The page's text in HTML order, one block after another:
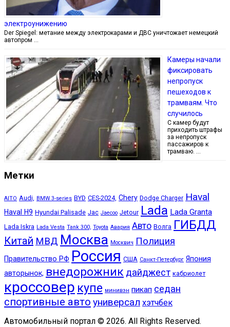
электроунижению
Der Spiegel: метание между электрокарами и ДВС уничтожает немецкий
автопром …
Камеры начали
фиксировать
непропуск
пешеходов к
трамваям. Что
случилось
С камер будут
приходить штрафы
за непропуск
пассажиров к
трамваю. …
Метки
AITO Audi, BMW 3-series BYD CES-2024, Chery Dodge Charger Haval
Haval H9 Hyundai Palisade Jac Jaecoo Jetour Lada Lada Granta
Lada Iskra Lada Vesta Tank 300, Toyota Авария Авто Волга ГИБДД
Китай МВД Москва Москвич Полиция
Правительство РФ Россия США Санкт-Петербург Япония
авторынок, внедорожник дайджест кабриолет
кроссовер купе минивэн пикап седан
спортивные авто универсал хэтчбек
Автомобильный портал © 2026. All Rights Reserved.